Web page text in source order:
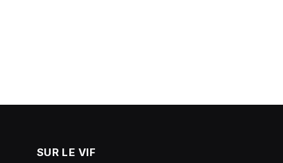
SUR LE VIF